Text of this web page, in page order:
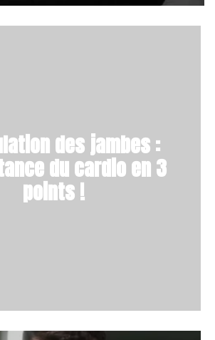
des jambes :
du cardio en 3
points !